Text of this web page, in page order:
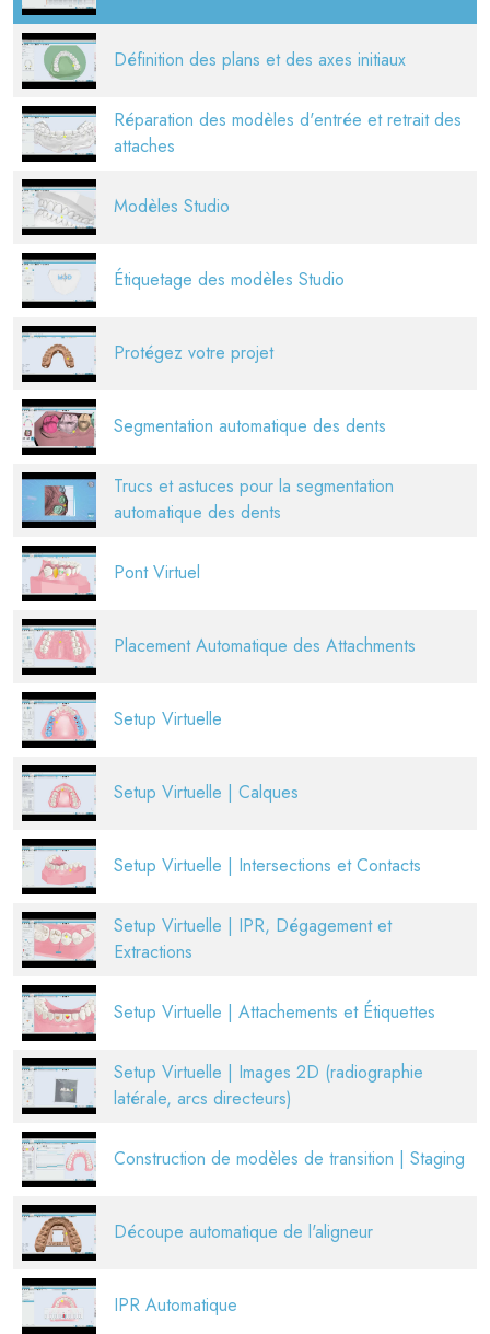
Définition des plans et des axes initiaux
Réparation des modèles d'entrée et retrait des
attaches
Modèles Studio
Étiquetage des modèles Studio
Protégez votre projet
Segmentation automatique des dents
Trucs et astuces pour la segmentation
automatique des dents
Pont Virtuel
Placement Automatique des Attachments
Setup Virtuelle
Setup Virtuelle | Calques
Setup Virtuelle | Intersections et Contacts
Setup Virtuelle | IPR, Dégagement et
Extractions
Setup Virtuelle | Attachements et Étiquettes
Setup Virtuelle | Images 2D (radiographie
latérale, arcs directeurs)
Construction de modèles de transition | Staging
Découpe automatique de l'aligneur
IPR Automatique